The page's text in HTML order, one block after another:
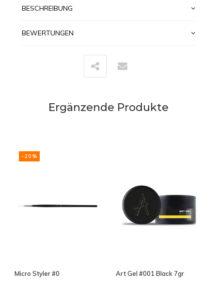
BESCHREIBUNG
BEWERTUNGEN
Ergänzende Produkte
-20%
Micro Styler #0 Art Gel #001 Black 7gr